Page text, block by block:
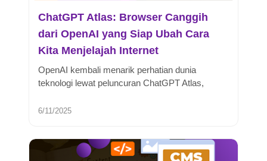
ChatGPT Atlas: Browser Canggih
dari OpenAI yang Siap Ubah Cara
Kita Menjelajah Internet
OpenAI kembali menarik perhatian dunia
teknologi lewat peluncuran ChatGPT Atlas,
6/11/2025